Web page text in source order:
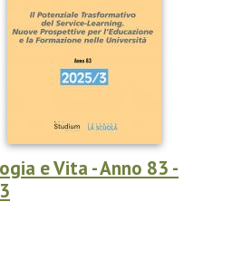
e Vita - Anno 83 -